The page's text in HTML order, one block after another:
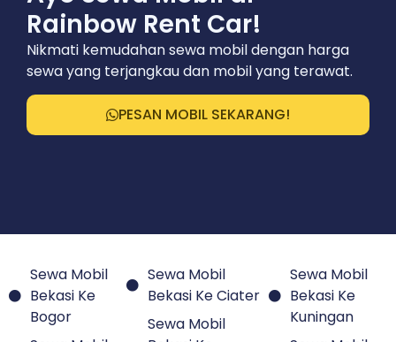
PESAN MOBIL SEKARANG!
Bogor
Bekasi Ke
Cikarang
Sewa Mobil
Sewa Mobil
Tangkuban
Perahu
Sewa Mobil
Kuningan
Bekasi Ke
Tegal
Sewa Mobil